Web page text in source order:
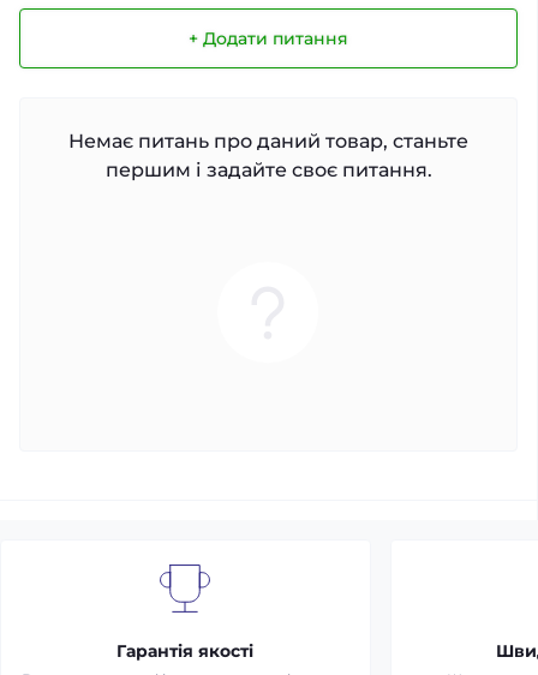
+ Додати питання
Немає питань про даний товар, станьте
першим і задайте своє питання.
Гарантія якості